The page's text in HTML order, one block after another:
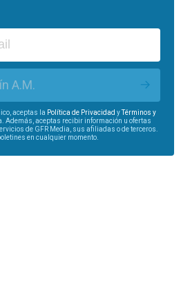
A.M.
aceptas la Política de Privacidad yTérminos y
Además, aceptas recibir información u ofertas
de GFR Media, sus afiliadas o de terceros.
en cualquier momento.